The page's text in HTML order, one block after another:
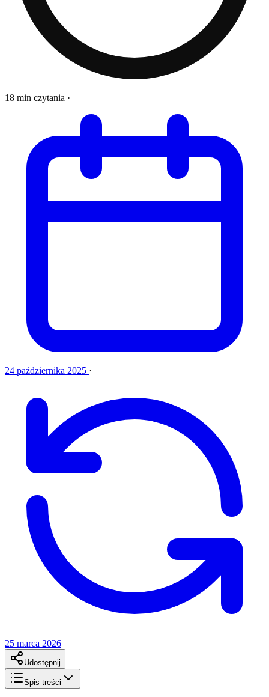
18 min czytania ·
24 października 2025 ·
25 marca 2026
Udostępnij
Spis treści